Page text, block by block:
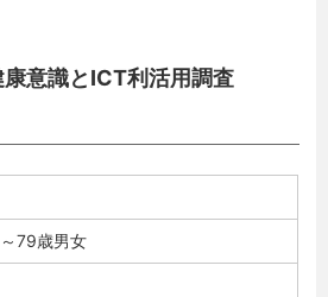
意識とICT利活用調査
79歳男女